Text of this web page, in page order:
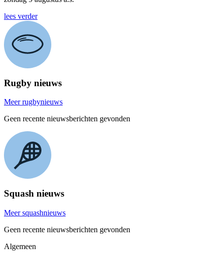
lees verder
Rugby nieuws
Meer rugbynieuws
Geen recente nieuwsberichten gevonden
Squash nieuws
Meer squashnieuws
Geen recente nieuwsberichten gevonden
Algemeen